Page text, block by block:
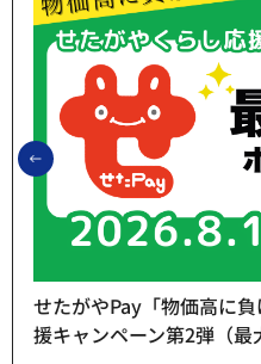
前のスライドを表示
せたがやPay「物価高に
援キャンペーン第2弾（最